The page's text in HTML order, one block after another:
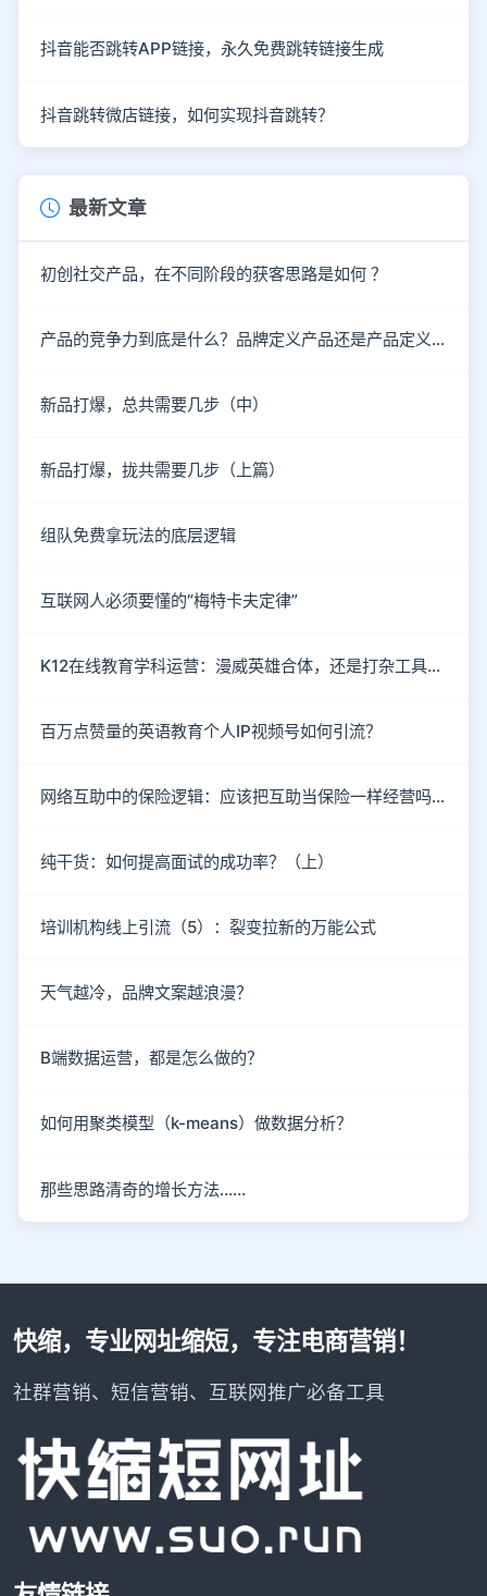
抖音能否跳转APP链接，永久免费跳转链接生成
抖音跳转微店链接，如何实现抖音跳转？
最新文章
初创社交产品，在不同阶段的获客思路是如何 ？
产品的竞争力到底是什么？品牌定义产品还是产品定义品牌?
新品打爆，总共需要几步（中）
新品打爆，拢共需要几步（上篇）
组队免费拿玩法的底层逻辑
互联网人必须要懂的“梅特卡夫定律”
K12在线教育学科运营：漫威英雄合体，还是打杂工具人？
百万点赞量的英语教育个人IP视频号如何引流？
网络互助中的保险逻辑：应该把互助当保险一样经营吗？
纯干货：如何提高面试的成功率？（上）
培训机构线上引流（5）：裂变拉新的万能公式
天气越冷，品牌文案越浪漫？
B端数据运营，都是怎么做的？
如何用聚类模型（k-means）做数据分析？
那些思路清奇的增长方法……
快缩，专业网址缩短，专注电商营销！
社群营销、短信营销、互联网推广必备工具